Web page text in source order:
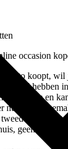
occasion
auto koopt, wil
hebben
probleem en
nu van het
geen